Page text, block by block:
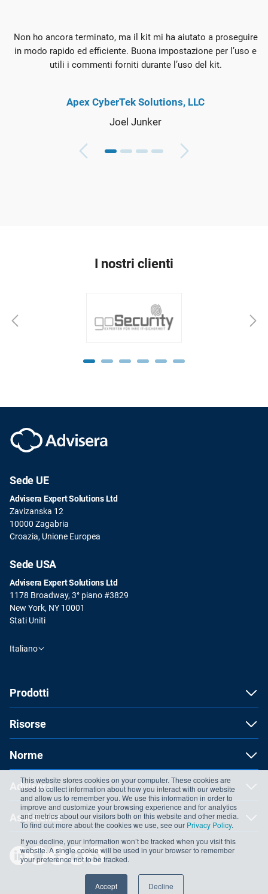
This website stores cookies on your computer. These cookies are
used to collect information about how you interact with our website
and allow us to remember you. We use this information in order to
improve and customize your browsing experience and for analytics
and metrics about our visitors both on this website and other media.
To find out more about the cookies we use, see our Privacy Policy.
If you decline, your information won’t be tracked when you visit this
website. A single cookie will be used in your browser to remember
your preference not to be tracked.
Accept Decline
Non ho ancora terminato, ma il kit mi ha aiutato a proseguire
in modo rapido ed efficiente. Buona impostazione per l’uso e
utili i commenti forniti durante l’uso del kit.
Apex CyberTek Solutions, LLC
Joel Junker
I nostri clienti
Sede UE
Advisera Expert Solutions Ltd
Zavizanska 12
10000 Zagabria
Croazia, Unione Europea
Sede USA
Advisera Expert Solutions Ltd
1178 Broadway, 3° piano #3829
New York, NY 10001
Stati Uniti
Italiano
Prodotti
Risorse
Norme
Advisera
Assistenza